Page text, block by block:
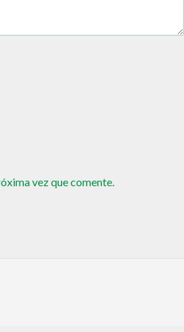
vez que comente.